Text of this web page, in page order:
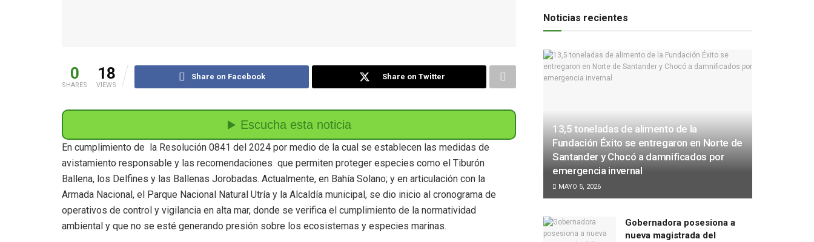
0
SHARES
18
VIEWS
Share on Facebook Share on Twitter
En cumplimiento de la Resolución 0841 del 2024 por medio de la cual se establecen las medidas de
avistamiento responsable y las recomendaciones que permiten proteger especies como el Tiburón
Ballena, los Delfines y las Ballenas Jorobadas. Actualmente, en Bahía Solano; y en articulación con la
Armada Nacional, el Parque Nacional Natural Utría y la Alcaldía municipal, se dio inicio al cronograma de
operativos de control y vigilancia en alta mar, donde se verifica el cumplimiento de la normatividad
ambiental y que no se esté generando presión sobre los ecosistemas y especies marinas.
Noticias recientes
13,5 toneladas de alimento de la
Fundación Éxito se entregaron en Norte de
Santander y Chocó a damnificados por
emergencia invernal
MAYO 5, 2026
Gobernadora posesiona a
nueva magistrada del